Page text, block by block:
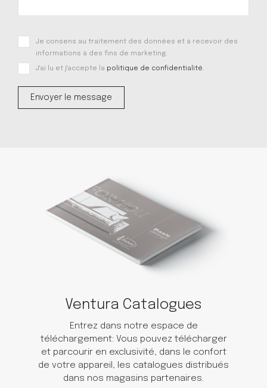
Je consens au traitement des données et à recevoir des
informations à des fins de marketing.
J'ai lu et j'accepte la politique de confidentialité.
Ventura Catalogues
Entrez dans notre espace de
téléchargement: Vous pouvez télécharger
et parcourir en exclusivité, dans le confort
de votre appareil, les catalogues distribués
dans nos magasins partenaires.